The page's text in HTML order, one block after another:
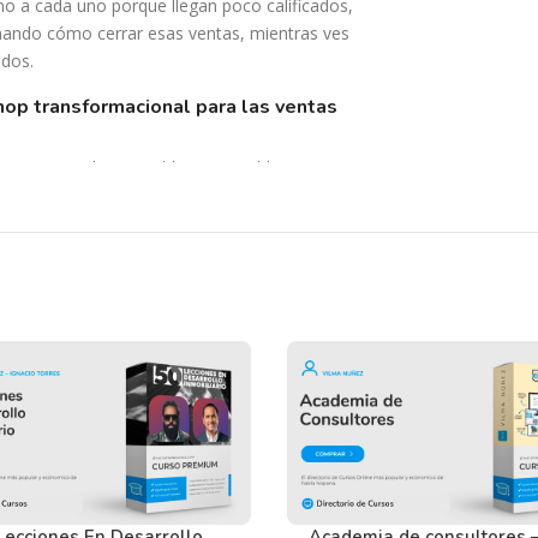
a cada uno porque llegan poco calificados,
cómo cerrar esas ventas, mientras ves
vendas, tangible o intangibles, tengan
las situaciones que puedan pasarte
por WhatsApp.
para vender y además es el canal